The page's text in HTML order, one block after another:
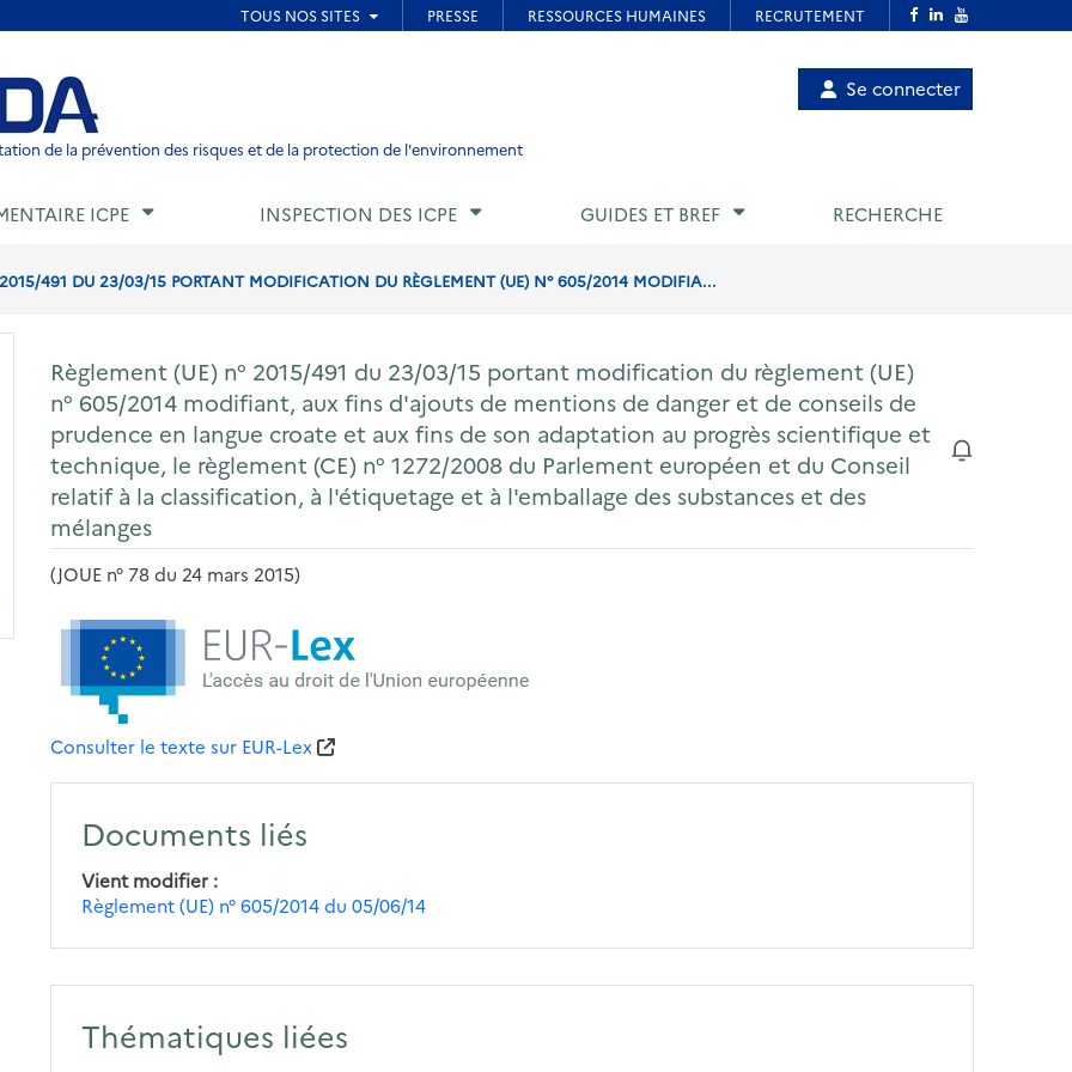
de page
de la prévention des risques et de la protection de l'environnement
Menu
utilisateur
Se connecter
ICPE INSPECTION DES ICPE GUIDES ET BREF RECHERCHE
2015/491 DU 23/03/15 PORTANT MODIFICATION DU RÈGLEMENT (UE) N° 605/2014 MODIFIA...
Règlement (UE) n° 2015/491 du 23/03/15 portant modification du règlement (UE)
n° 605/2014 modifiant, aux fins d'ajouts de mentions de danger et de conseils de
prudence en langue croate et aux fins de son adaptation au progrès scientifique et
technique, le règlement (CE) n° 1272/2008 du Parlement européen et du Conseil
relatif à la classification, à l'étiquetage et à l'emballage des substances et des
mélanges
(JOUE n° 78 du 24 mars 2015)
Consulter le texte sur EUR-Lex
Documents liés
Vient modifier
Règlement (UE) n° 605/2014 du 05/06/14
Thématiques liées